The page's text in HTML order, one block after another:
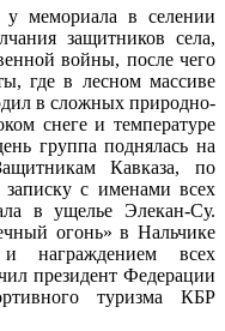
мемориала в селении
защитников села,
войны, после чего
где в лесном массиве
в сложных природно-
снеге и температуре
группа поднялась на
Кавказа, по
записку с именами всех
в ущелье Элекан-Су.
огонь» в Нальчике
награждением всех
президент Федерации
туризма КБР